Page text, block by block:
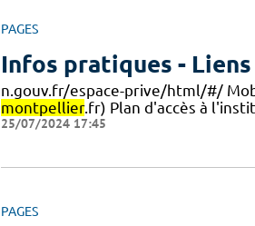
PAGES
Infos pratiques -
n.gouv.fr/espace-prive/html/#/
montpellier.fr) Plan d'accès à
25/07/2024 17:45
PAGES